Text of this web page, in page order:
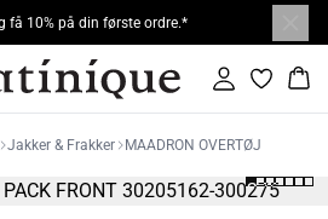
få 10% på din første ordre.*
Log ind
Jakker & Frakker MAADRON OVERTØJ